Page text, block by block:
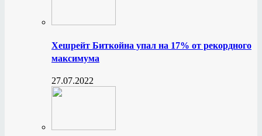
Хешрейт Биткойна упал на 17% от рекордного
максимума
27.07.2022